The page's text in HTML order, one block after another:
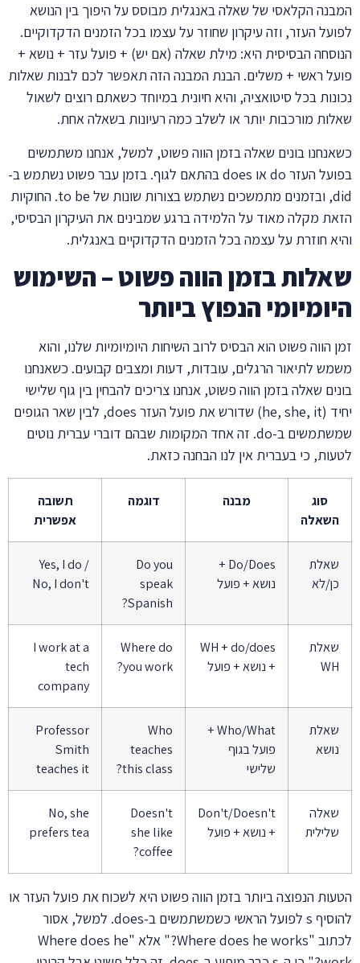
המבנה הקלאסי של שאלה באנגלית מבוסס על היפוך בין הנושא
לפועל העזר, וזה עיקרון שחוזר על עצמו בכל הזמנים הדקדוקיים.
הנוסחה הבסיסית היא: מילת שאלה (אם יש) + פועל עזר + נושא +
פועל ראשי + משלים. הבנת המבנה הזה תאפשר לכם לבנות שאלות
נכונות בכל סיטואציה, והיא חיונית במיוחד כשאתם רוצים לשאול
שאלות מורכבות יותר או לשלב כמה רעיונות בשאלה אחת.
כשאנחנו בונים שאלה בזמן הווה פשוט, למשל, אנחנו משתמשים
בפועל העזר do או does בהתאם לגוף. בזמן עבר פשוט נשתמש ב-
did, ובזמנים מתמשכים נשתמש בצורות שונות של to be. החוקיות
הזאת מקלה מאוד על הלמידה ברגע שמבינים את העיקרון הבסיסי,
והיא חוזרת על עצמה בכל הזמנים הדקדוקיים באנגלית.
שאלות בזמן הווה פשוט – השימוש
היומיומי הנפוץ ביותר
זמן הווה פשוט הוא הבסיס לרוב השיחות היומיומיות שלנו, והוא
משמש לתיאור הרגלים, עובדות, דעות ומצבים קבועים. כשאנחנו
בונים שאלה בזמן הווה פשוט, אנחנו צריכים להבחין בין גוף שלישי
יחיד (he, she, it) שדורש את פועל העזר does, לבין שאר הגופים
שמשתמשים ב-do. זה אחד המקומות שבהם דוברי עברית נוטים
לטעות, כי בעברית אין לנו הבחנה כזאת.
סוג
השאלה
מבנה דוגמה
תשובה
אפשרית
שאלת
כן/לא
Do/Does +
נושא + פועל
Do you
speak
Spanish?
Yes, I do /
No, I don't
שאלת
WH
WH + do/does
+ נושא + פועל
Where do
you work?
I work at a
tech
company
שאלת
נושא
Who/What +
פועל בגוף
שלישי
Who
teaches
this class?
Professor
Smith
teaches it
שאלה
שלילית
Don't/Doesn't
+ נושא + פועל
Doesn't
she like
coffee?
No, she
prefers tea
הטעות הנפוצה ביותר בזמן הווה פשוט היא לשכוח את פועל העזר או
להוסיף s לפועל הראשי כשמשתמשים ב-does. למשל, אסור
לכתוב "Where does he works?" אלא "Where does he